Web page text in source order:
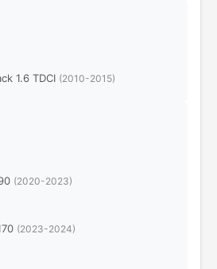
1.6 TDCI (2010-2015)
(2020-2023)
(2023-2024)